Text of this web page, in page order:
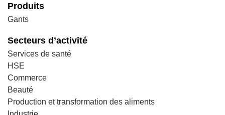
Produits
Gants
Secteurs d’activité
Services de santé
HSE
Commerce
Beauté
Production et transformation des aliments